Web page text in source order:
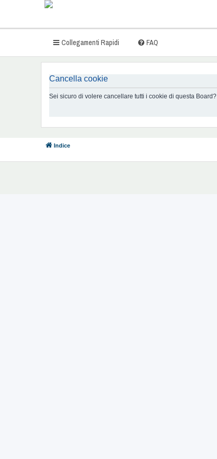
Collegamenti Rapidi FAQ
Cancella cookie
Sei sicuro di volere cancellare tutti i cookie di questa Board?
Indice